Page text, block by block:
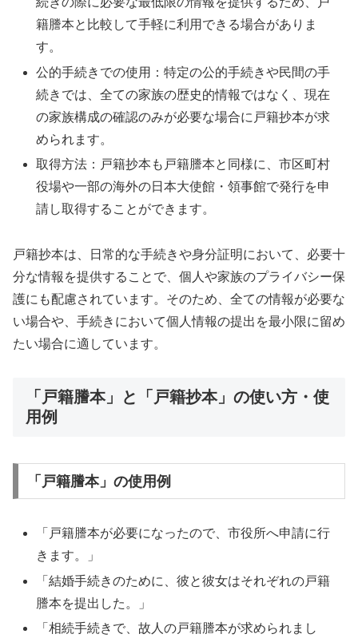
籍謄本と比較して手軽に利用できる場合がありま
す。
公的手続きでの使用：特定の公的手続きや民間の手
続きでは、全ての家族の歴史的情報ではなく、現在
の家族構成の確認のみが必要な場合に戸籍抄本が求
められます。
取得方法：戸籍抄本も戸籍謄本と同様に、市区町村
役場や一部の海外の日本大使館・領事館で発行を申
請し取得することができます。
戸籍抄本は、日常的な手続きや身分証明において、必要十
分な情報を提供することで、個人や家族のプライバシー保
護にも配慮されています。そのため、全ての情報が必要な
い場合や、手続きにおいて個人情報の提出を最小限に留め
たい場合に適しています。
「戸籍謄本」と「戸籍抄本」の使い方・使
用例
「戸籍謄本」の使用例
「戸籍謄本が必要になったので、市役所へ申請に行
きます。」
「結婚手続きのために、彼と彼女はそれぞれの戸籍
謄本を提出した。」
「相続手続きで、故人の戸籍謄本が求められまし